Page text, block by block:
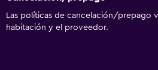
Habitación hipoalergénica
Las políticas de cancelación/prepago
habitación y el proveedor.